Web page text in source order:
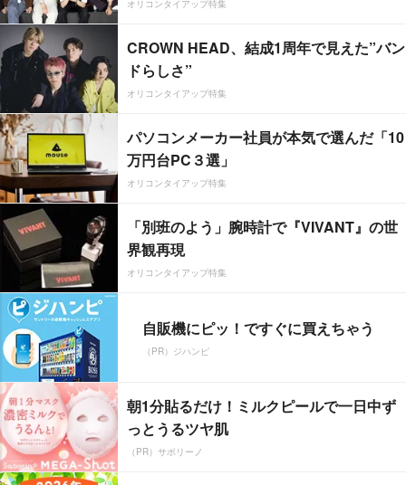
オリコンタイアップ特集
CROWN HEAD、結成1周年で見えた”バン
ドらしさ”
オリコンタイアップ特集
パソコンメーカー社員が本気で選んだ「10
万円台PC３選」
オリコンタイアップ特集
「別班のよう」腕時計で『VIVANT』の世
界観再現
オリコンタイアップ特集
自販機にピッ！ですぐに買えちゃう
（PR）ジハンピ
朝1分貼るだけ！ミルクピールで一日中ず
っとうるツヤ肌
（PR）サボリーノ